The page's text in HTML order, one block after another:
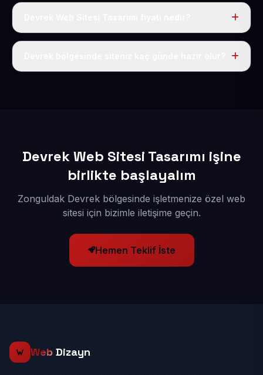
Tek fiyat uygulanır: yıllık 50 USD + KDV. Bu bedele alan
Devrek Web Sitesi Tasarımı işine
birlikte başlayalım
Zonguldak Devrek bölgesinde işletmenize özel web
sitesi için bizimle iletişime geçin.
Hemen Teklif İste
Web Dizayn